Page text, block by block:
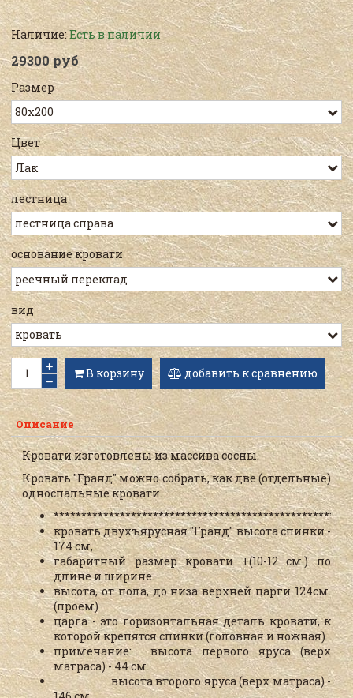
Наличие:Есть в наличии
29300 руб
Размер
Цвет
лестница
основание кровати
вид
В корзину добавить к сравнению
Описание
Кровати изготовлены из массива сосны.
Кровать "Гранд" можно собрать, как две(отдельные)
односпальные кровати.
кровать двухъярусная "Гранд" высота спинки -
174 см,
габаритный размер кровати +(10-12 см.) по
длине и ширине.
высота, от пола, до низа верхней царги 124см.
(проём)
царга - это горизонтальная деталь кровати, к
которой крепятся спинки (головная и ножная)
примечание: высота первого яруса (верх
матраса) - 44 см.
высота второго яруса (верх матраса) -